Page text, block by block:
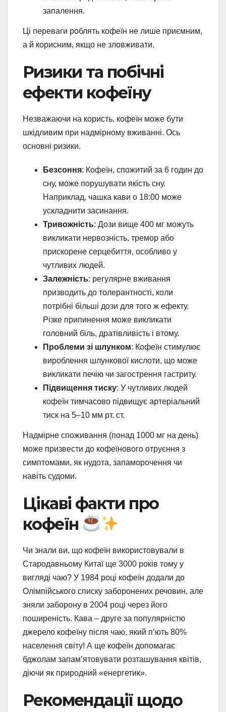
запалення.
Ці переваги роблять кофеїн не лише приємним,
а й корисним, якщо не зловживати.
Ризики та побічні
ефекти кофеїну
Незважаючи на користь, кофеїн може бути
шкідливим при надмірному вживанні. Ось
основні ризики.
Безсоння: Кофеїн, спожитий за 6 годин до
сну, може порушувати якість сну.
Наприклад, чашка кави о 18:00 може
ускладнити засинання.
Тривожність: Дози вище 400 мг можуть
викликати нервозність, тремор або
прискорене серцебиття, особливо у
чутливих людей.
Залежність: регулярне вживання
призводить до толерантності, коли
потрібні більші дози для того ж ефекту.
Різке припинення може викликати
головний біль, дратівливість і втому.
Проблеми зі шлунком: Кофеїн стимулює
вироблення шлункової кислоти, що може
викликати печію чи загострення гастриту.
Підвищення тиску: У чутливих людей
кофеїн тимчасово підвищує артеріальний
тиск на 5–10 мм рт. ст.
Надмірне споживання (понад 1000 мг на день)
може призвести до кофеїнового отруєння з
симптомами, як нудота, запаморочення чи
навіть судоми.
Цікаві факти про
кофеїн
Чи знали ви, що кофеїн використовували в
Стародавньому Китаї ще 3000 років тому у
вигляді чаю? У 1984 році кофеїн додали до
Олімпійського списку заборонених речовин, але
зняли заборону в 2004 році через його
поширеність. Кава – друге за популярністю
джерело кофеїну після чаю, який п’ють 80%
населення світу! А ще кофеїн допомагає
бджолам запам’ятовувати розташування квітів,
діючи як природний «енергетик».
Рекомендації щодо